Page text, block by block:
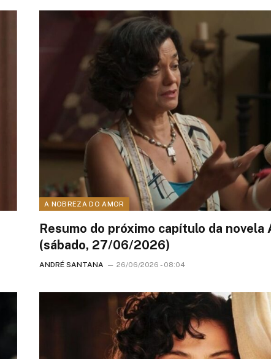
A NOBREZA DO AMOR
Resumo do próximo capítulo da novela
(sábado, 27/06/2026)
ANDRÉ SANTANA 26/06/2026 - 08:04